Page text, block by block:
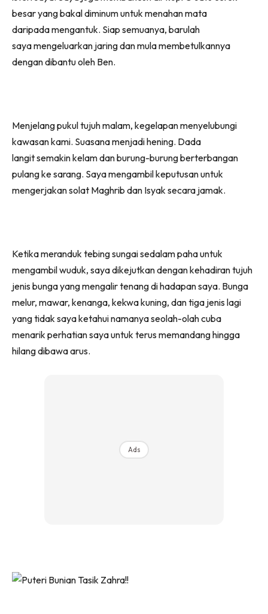
besar yang bakal diminum untuk menahan mata
daripada mengantuk. Siap semuanya, barulah
saya mengeluarkan jaring dan mula membetulkannya
dengan dibantu oleh Ben.
Menjelang pukul tujuh malam, kegelapan menyelubungi
kawasan kami. Suasana menjadi hening. Dada
langit semakin kelam dan burung-burung berterbangan
pulang ke sarang. Saya mengambil keputusan untuk
mengerjakan solat Maghrib dan Isyak secara jamak.
Ketika meranduk tebing sungai sedalam paha untuk
mengambil wuduk, saya dikejutkan dengan kehadiran tujuh
jenis bunga yang mengalir tenang di hadapan saya. Bunga
melur, mawar, kenanga, kekwa kuning, dan tiga jenis lagi
yang tidak saya ketahui namanya seolah-olah cuba
menarik perhatian saya untuk terus memandang hingga
hilang dibawa arus.
Ads